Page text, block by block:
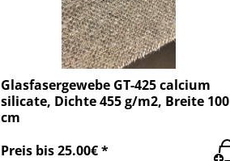
Glasfasergewebe GT-425 calcium
silicate, Dichte 455 g/m2, Breite 100
cm
Preis bis 25.00€ *